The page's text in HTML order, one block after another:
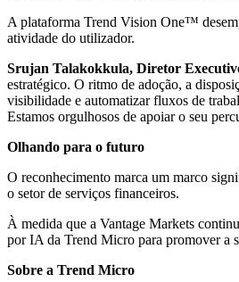
A plataforma Trend Vision One™
atividade do utilizador.
Srujan Talakokkula, Diretor
estratégico. O ritmo de adoção, a
visibilidade e automatizar fluxos de
Estamos orgulhosos de apoiar o seu
Olhando para o futuro
O reconhecimento marca um marco
o setor de serviços financeiros.
À medida que a Vantage Markets
por IA da Trend Micro para promover a
Sobre a Trend Micro